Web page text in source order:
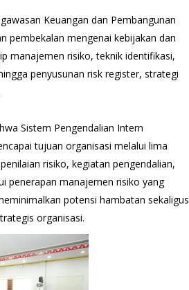
Keuangan dan Pembangunan
pembekalan mengenai kebijakan dan
manajemen risiko, teknik identifikasi,
penyusunan risk register, strategi
Sistem Pengendalian Intern
tujuan organisasi melalui lima
risiko, kegiatan pengendalian,
penerapan manajemen risiko yang
potensi hambatan sekaligus
organisasi.